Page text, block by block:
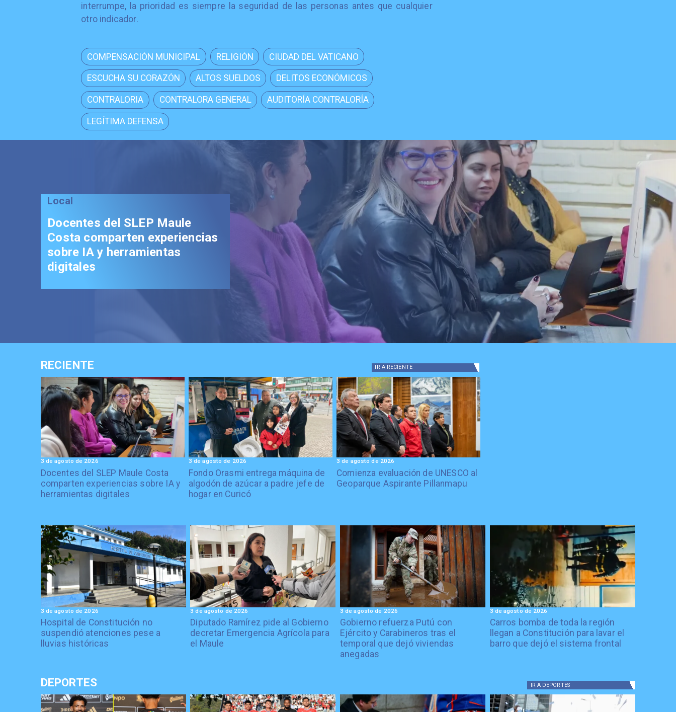
interrumpe, la prioridad es siempre la seguridad de las personas antes que cualquier
otro indicador.
COMPENSACIÓN MUNICIPAL RELIGIÓN CIUDAD DEL VATICANO
ESCUCHA SU CORAZÓN ALTOS SUELDOS DELITOS ECONÓMICOS
CONTRALORIA CONTRALORA GENERAL AUDITORÍA CONTRALORÍA
LEGÍTIMA DEFENSA
Local
Fondo Orasmi entrega máquina
de algodón de azúcar a padre
jefe de hogar en Curicó
RECIENTE IR A RECIENTE
Docentes del SLEP Maule Costa
comparten experiencias sobre IA y
herramientas digitales
3 de agosto de 2026
Fondo Orasmi entrega máquina de
algodón de azúcar a padre jefe de
hogar en Curicó
3 de agosto de 2026
Comienza evaluación de UNESCO al
Geoparque Aspirante Pillanmapu
3 de agosto de 2026
Hospital de Constitución no
suspendió atenciones pese a
lluvias históricas
3 de agosto de 2026
Diputado Ramírez pide al Gobierno
decretar Emergencia Agrícola para
el Maule
3 de agosto de 2026
Gobierno refuerza Putú con
Ejército y Carabineros tras el
temporal que dejó viviendas
anegadas
3 de agosto de 2026
Carros bomba de toda la región
llegan a Constitución para lavar el
barro que dejó el sistema frontal
3 de agosto de 2026
DEPORTES IR A DEPORTES